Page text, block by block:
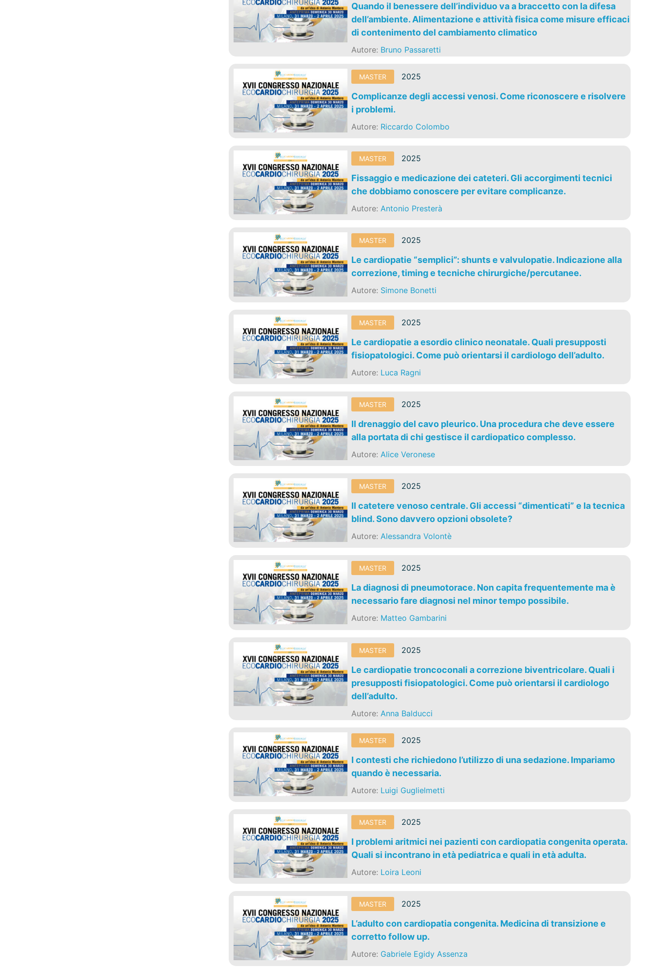
Quando il benessere dell’individuo va a braccetto con la difesa
dell’ambiente. Alimentazione e attività fisica come misure efficaci
di contenimento del cambiamento climatico
Autore: Bruno Passaretti
MASTER 2025
Complicanze degli accessi venosi. Come riconoscere e risolvere
i problemi.
Autore: Riccardo Colombo
MASTER 2025
Fissaggio e medicazione dei cateteri. Gli accorgimenti tecnici
che dobbiamo conoscere per evitare complicanze.
Autore: Antonio Presterà
MASTER 2025
Le cardiopatie “semplici”: shunts e valvulopatie. Indicazione alla
correzione, timing e tecniche chirurgiche/percutanee.
Autore: Simone Bonetti
MASTER 2025
Le cardiopatie a esordio clinico neonatale. Quali presupposti
fisiopatologici. Come può orientarsi il cardiologo dell’adulto.
Autore: Luca Ragni
MASTER 2025
Il drenaggio del cavo pleurico. Una procedura che deve essere
alla portata di chi gestisce il cardiopatico complesso.
Autore: Alice Veronese
MASTER 2025
Il catetere venoso centrale. Gli accessi “dimenticati” e la tecnica
blind. Sono davvero opzioni obsolete?
Autore: Alessandra Volontè
MASTER 2025
La diagnosi di pneumotorace. Non capita frequentemente ma è
necessario fare diagnosi nel minor tempo possibile.
Autore: Matteo Gambarini
MASTER 2025
Le cardiopatie troncoconali a correzione biventricolare. Quali i
presupposti fisiopatologici. Come può orientarsi il cardiologo
dell’adulto.
Autore: Anna Balducci
MASTER 2025
I contesti che richiedono l’utilizzo di una sedazione. Impariamo
quando è necessaria.
Autore: Luigi Guglielmetti
MASTER 2025
I problemi aritmici nei pazienti con cardiopatia congenita operata.
Quali si incontrano in età pediatrica e quali in età adulta.
Autore: Loira Leoni
MASTER 2025
L’adulto con cardiopatia congenita. Medicina di transizione e
corretto follow up.
Autore: Gabriele Egidy Assenza